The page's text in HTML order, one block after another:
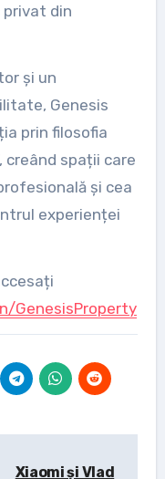
din
și un
Genesis
prin filosofia
creând spații care
și cea
experienței
GenesisProperty
Xiaomi și Vlad